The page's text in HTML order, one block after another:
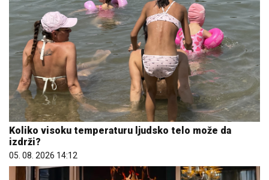
Koliko visoku temperaturu ljudsko telo može da
izdrži?
05. 08. 2026 14:12